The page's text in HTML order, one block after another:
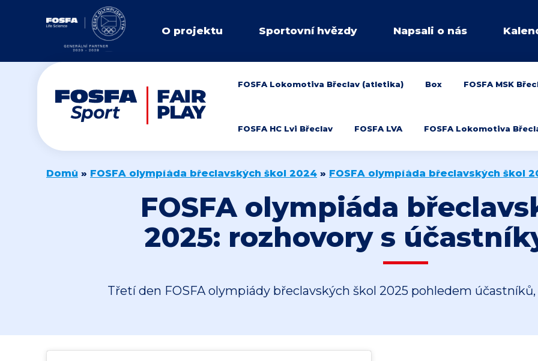
O projektu Sportovní hvězdy Napsali o nás
FOSFA Lokomotiva Břeclav (atletika) Box FOSFA MSK
FOSFA HC Lvi Břeclav FOSFA LVA FOSFA Lokomotiva
Domů » FOSFA olympiáda břeclavských škol 2024 » FOSFA olympiáda břeclavských škol
FOSFA olympiáda
2025: rozhovory s
Třetí den FOSFA olympiády břeclavských škol 2025 pohledem